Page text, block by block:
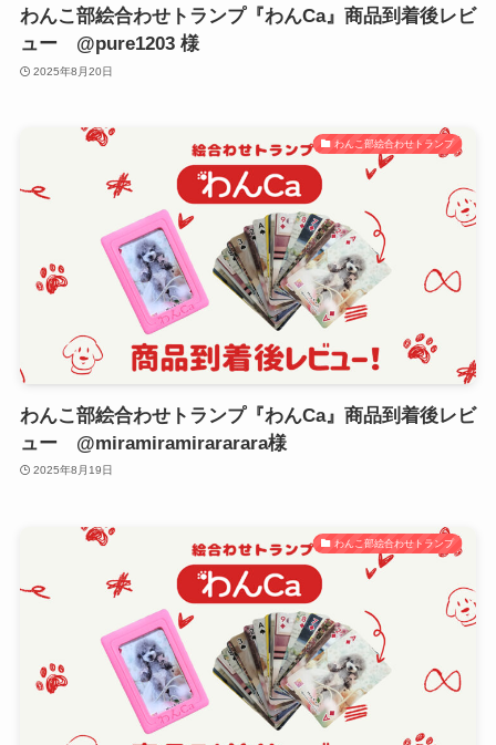
わんこ部絵合わせトランプ『わんCa』商品到着後レビ
ュー @pure1203 様
2025年8月20日
わんこ部絵合わせトランプ
わんこ部絵合わせトランプ『わんCa』商品到着後レビ
ュー @miramiramirararara様
2025年8月19日
わんこ部絵合わせトランプ